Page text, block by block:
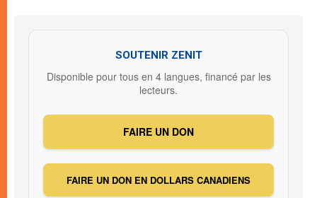
SOUTENIR ZENIT
Disponible pour tous en 4 langues, financé par les
lecteurs.
FAIRE UN DON
FAIRE UN DON EN DOLLARS CANADIENS